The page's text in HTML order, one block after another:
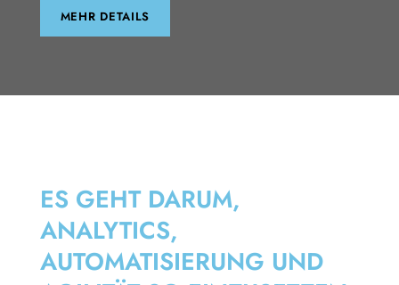
MEHR DETAILS
ES GEHT DARUM,
ANALYTICS,
AUTOMATISIERUNG UND